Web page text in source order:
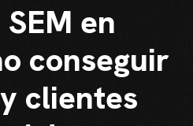
en
conseguir
clientes